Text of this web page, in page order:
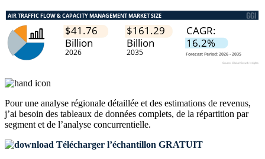
Pour une analyse régionale détaillée et des estimations de revenus,
j’ai besoin des tableaux de données complets, de la répartition par
segment et de l’analyse concurrentielle.
Télécharger l’échantillon GRATUIT